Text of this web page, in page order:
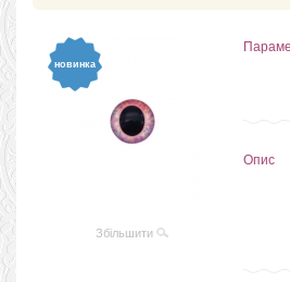
новинка
Збільшити
Опис